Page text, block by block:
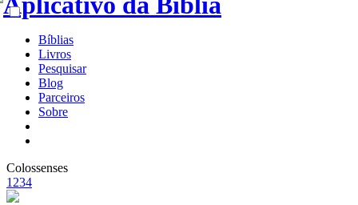
Bíblias
Livros
Pesquisar
Blog
Parceiros
Sobre
Colossenses
1 234